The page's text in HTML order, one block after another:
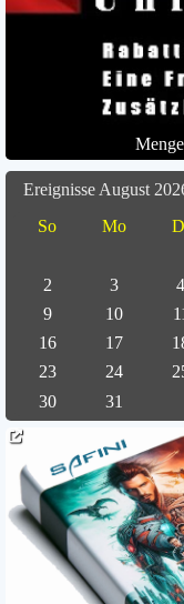
Ereignisse August
So
Mo
2
3 4
9
10
16
17
23
24
30
31